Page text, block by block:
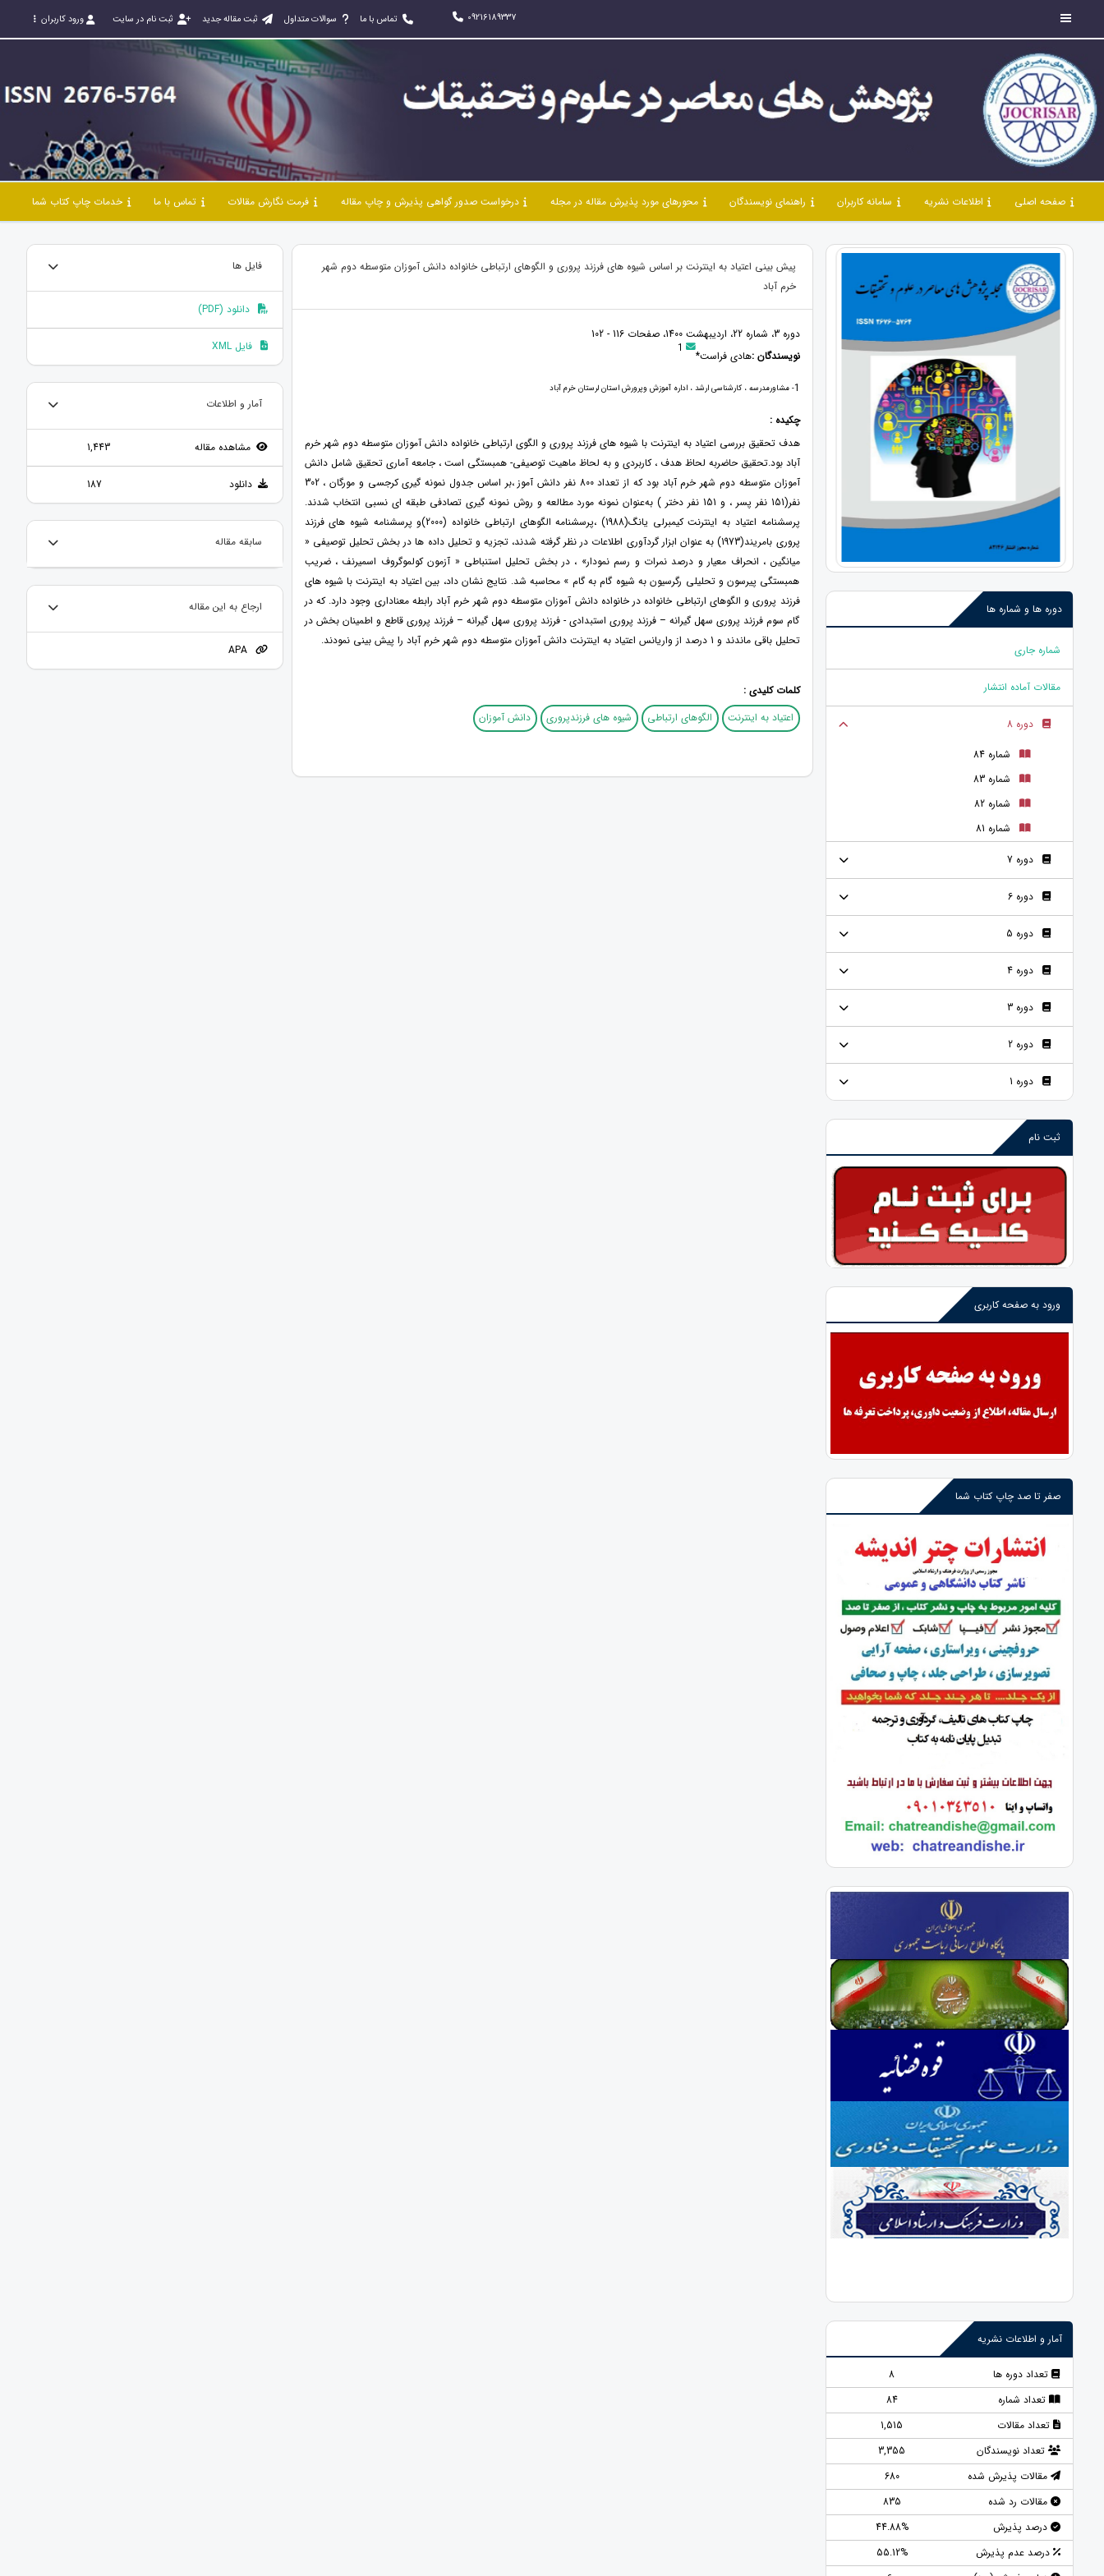
09216189337 تماس با ما سوالات متداول ثبت مقاله جدید ثبت نام در سایت ورود کاربران
صفحه اصلی اطلاعات نشریه سامانه کاربران راهنمای نویسندگان محورهای مورد پذیرش مقاله در مجله درخواست صدور گواهی پذیرش و چاپ مقاله فرمت نگارش مقالات تماس با ما خدمات چاپ کتاب شما
دوره ها و شماره ها
شماره جاری
مقالات آماده انتشار
دوره 8
شماره 84
شماره 83
شماره 82
شماره 81
دوره 7
دوره 6
دوره 5
دوره 4
دوره 3
دوره 2
دوره 1
ثبت نام
ورود به صفحه کاربری
صفر تا صد چاپ کتاب شما
آمار و اطلاعات نشریه
تعداد دوره ها
8
تعداد شماره
84
تعداد مقالات
1,515
تعداد نویسندگان
3,355
مقالات پذیرش شده
680
مقالات رد شده
835
درصد پذیرش
44.88%
درصد عدم پذیرش
55.12%
پیش بینی اعتیاد به اینترنت بر اساس شیوه های فرزند پروری و الگوهای ارتباطی خانواده دانش آموزان متوسطه دوم شهر
خرم آباد
دوره 3، شماره 22، اردیبهشت 1400، صفحات 116 - 102
نویسندگان :هادی فراست* 1
1- مشاورمدرسه ، کارشناسی ارشد ، اداره آموزش وپرورش استان لرستان خرم آباد
چکیده :
هدف تحقیق بررسی اعتیاد به اینترنت با شیوه های فرزند پروری و الگوی ارتباطی خانواده دانش آموزان متوسطه دوم شهر خرم
آباد بود.تحقیق حاضربه لحاظ هدف ، کاربردی و به لحاظ ماهیت توصیفی- همبستگی است ، جامعه آماری تحقیق شامل دانش
آموزان متوسطه دوم شهر خرم آباد بود که از تعداد 800 نفر دانش آموز ،بر اساس جدول نمونه گیری کرجسی و مورگان ، 302
نفر(151 نفر پسر ، و 151 نفر دختر ) به‌عنوان نمونه مورد مطالعه و روش نمونه گیری تصادفی طبقه ای نسبی انتخاب شدند.
پرسشنامه اعتیاد به اینترنت کیمبرلی یانگ(1988) ،پرسشنامه الگوهای ارتباطی خانواده (2000)و پرسشنامه شیوه های فرزند
پروری بامریند(1973) به عنوان ابزار گردآوری اطلاعات در نظر گرفته شدند، تجزيه و تحليل داده ها در بخش تحلیل توصیفی «
میانگین ، انحراف معیار و درصد نمرات و رسم نمودار» ، در بخش تحلیل استنباطی « آزمون کولموگروف اسمیرنف ، ضریب
همبستگی پیرسون و تحلیلی رگرسیون به شیوه گام به گام » محاسبه شد. نتایج نشان داد، بین اعتیاد به اینترنت با شیوه های
فرزند پروری و الگوهای ارتباطی خانواده در خانواده دانش آموزان متوسطه دوم شهر خرم آباد رابطه معناداری وجود دارد. که در
گام سوم فرزند پروری سهل گیرانه – فرزند پروری استبدادی - فرزند پروری سهل گیرانه – فرزند پروری قاطع و اطمینان بخش در
تحلیل باقی ماندند و 1 درصد از واریانس اعتیاد به اینترنت دانش آموزان متوسطه دوم شهر خرم آباد را پیش بینی نمودند.
کلمات کلیدی :
اعتیاد به اینترنت
الگوهای ارتباطی شیوه های فرزندپروری دانش آموزان
فایل ها
دانلود (PDF)
فایل XML
آمار و اطلاعات
مشاهده مقاله 1,443
دانلود 187
سابقه مقاله
ارجاع به این مقاله